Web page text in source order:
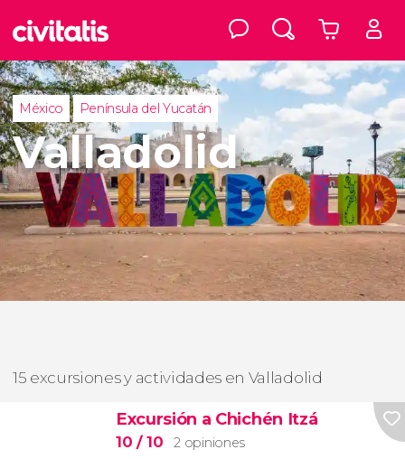
México Península del Yucatán
Valladolid
15 excursiones y actividades en Valladolid
Excursión a Chichén Itzá
10 / 10 2 opiniones